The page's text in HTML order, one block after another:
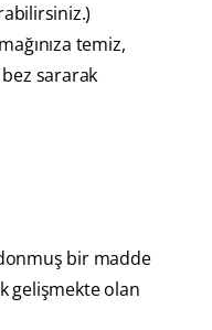
temiz,
bez sararak
bir madde
gelişmekte olan